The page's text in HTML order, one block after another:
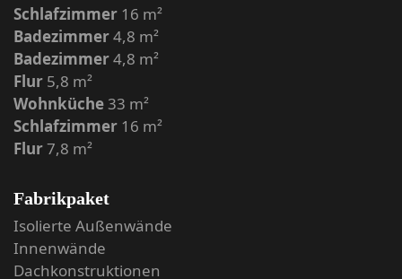
Schlafzimmer 16 m²
Badezimmer4,8 m²
Badezimmer4,8 m²
Flur 5,8 m²
Wohnküche33 m²
Schlafzimmer 16 m²
Flur7,8 m²
Fabrikpaket
Isolierte Außenwände
Innenwände
Dachkonstruktionen